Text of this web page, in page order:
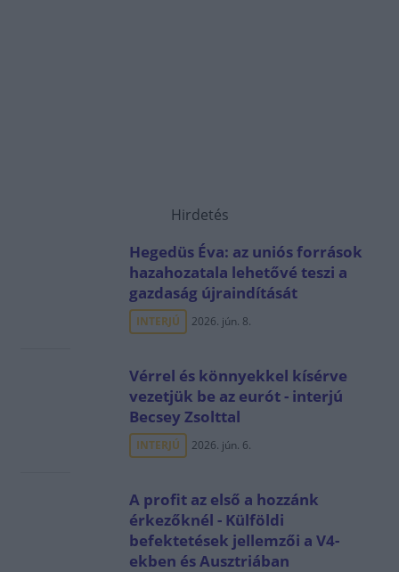
Hirdetés
Hegedüs Éva: az uniós források
hazahozatala lehetővé teszi a
gazdaság újraindítását
INTERJÚ 2026. jún. 8.
Vérrel és könnyekkel kísérve
vezetjük be az eurót - interjú
Becsey Zsolttal
INTERJÚ 2026. jún. 6.
A profit az első a hozzánk
érkezőknél - Külföldi
befektetések jellemzői a V4-
ekben és Ausztriában